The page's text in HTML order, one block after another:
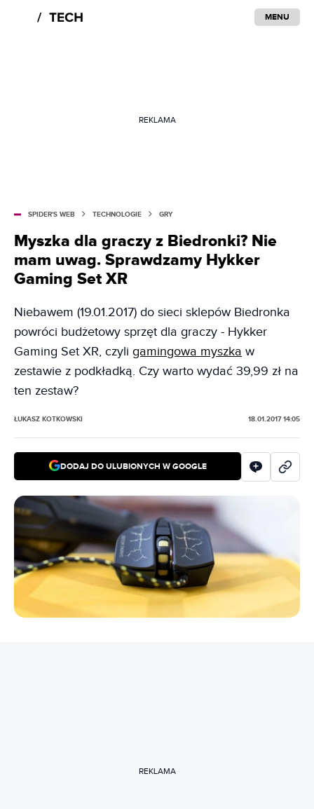
MENU
REKLAMA
SPIDER'S WEB TECHNOLOGIE GRY
Myszka dla graczy z Biedronki? Nie
mam uwag. Sprawdzamy Hykker
Gaming Set XR
Niebawem (19.01.2017) do sieci sklepów Biedronka
powróci budżetowy sprzęt dla graczy - Hykker
Gaming Set XR, czyli gamingowa myszka w
zestawie z podkładką. Czy warto wydać 39,99 zł na
ten zestaw?
ŁUKASZ KOTKOWSKI 18.01.2017 14:05
DODAJ DO ULUBIONYCH W GOOGLE
REKLAMA